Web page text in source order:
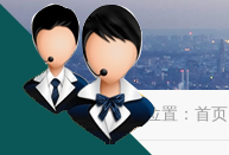
当前位置： 首页